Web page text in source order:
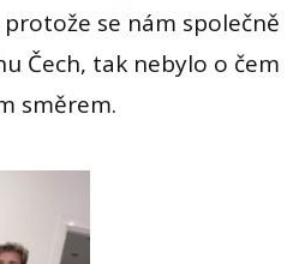
protože se nám společně
Čech, tak nebylo o čem
směrem.